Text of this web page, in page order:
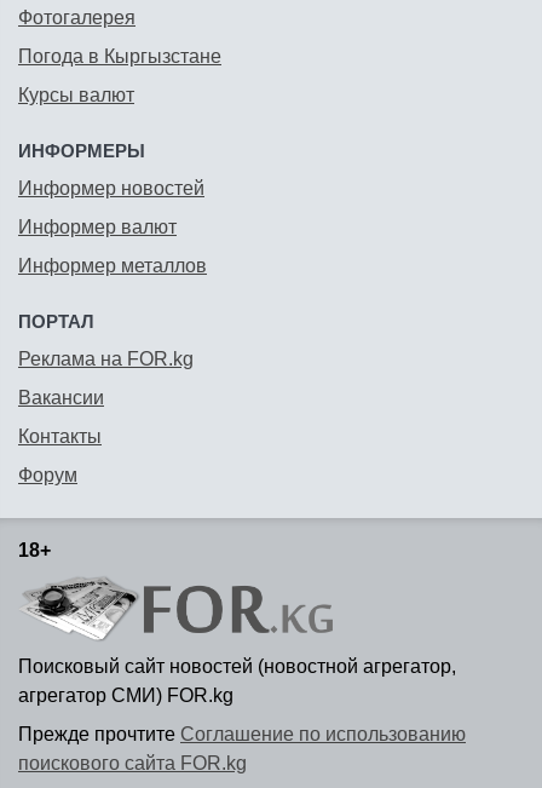
Фотогалерея
Погода в Кыргызстане
Курсы валют
ИНФОРМЕРЫ
Информер новостей
Информер валют
Информер металлов
ПОРТАЛ
Реклама на FOR.kg
Вакансии
Контакты
Форум
18+
Поисковый сайт новостей (новостной агрегатор,
агрегатор СМИ) FOR.kg
Прежде прочтите Соглашение по использованию
поискового сайта FOR.kg